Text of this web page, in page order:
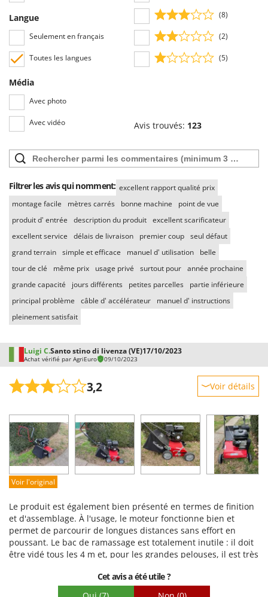
Langue
Seulement en français
Toutes les langues
Média
Avec photo
Avec vidéo
(8)
(2)
(5)
Avis trouvés: 123
Filtrer les avis qui nomment: excellent rapport qualité prix
montage facile
mètres carrés bonne machine
point de vue
produit d' entrée
description du produit excellent scarificateur
excellent service
délais de livraison premier coup seul défaut
grand terrain simple et efficace manuel d' utilisation
belle
tour de clé
même prix usage privé surtout pour année prochaine
grande capacité
jours différents petites parcelles
partie inférieure
principal problème
câble d' accélérateur
manuel d' instructions
pleinement satisfait
Luigi C.Santo stino di livenza (VE)17/10/2023
Achat vérifié par AgriEuro 09/10/2023
3,2 Voir détails
Prestations
Facilité d'utilisation
Qualité / Prix
Facilité de montage
Voir l'original
Le produit est également bien présenté en termes de finition
et d'assemblage. À l'usage, le moteur fonctionne bien et
permet de parcourir de longues distances sans effort en
poussant. Le bac de ramassage est totalement inutile : il doit
être vidé tous les 4 m et, pour les grandes pelouses, il est très
ont fait qu'après deux heures de travail, les vis fixant le
manche au carter se sont dévissées et, visiblement, au milieu
Cet avis a été utile ?